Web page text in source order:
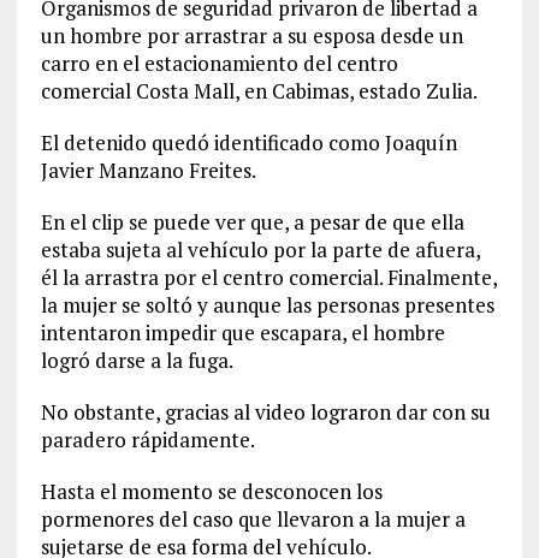
Organismos de seguridad privaron de libertad a
un hombre por arrastrar a su esposa desde un
carro en el estacionamiento del centro
comercial CostaMall, en Cabimas, estado Zulia.
El detenido quedó identificado como Joaquín
Javier Manzano Freites.
En el clip se puede ver que, a pesar de que ella
estaba sujeta al vehículo por la parte de afuera,
él la arrastra por el centro comercial. Finalmente,
la mujer se soltó y aunque las personas presentes
intentaron impedir que escapara, el hombre
logró darse a la fuga.
No obstante, gracias al video lograron dar con su
paradero rápidamente.
Hasta el momento se desconocen los
pormenores del caso que llevaron a la mujer a
sujetarse de esa forma del vehículo.